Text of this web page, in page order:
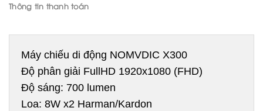
Thông tin thanh toán
Máy chiếu di động NOMVDIC X300
Độ phân giải FullHD 1920x1080 (FHD)
Độ sáng: 700 lumen
Loa: 8W x2 Harman/Kardon